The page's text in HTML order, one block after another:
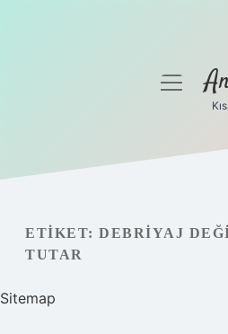
Gizlilik Politikası
Hakkımızda
menüyü
ETIKET: DEBRIYAJ
TUTAR
Sitemap